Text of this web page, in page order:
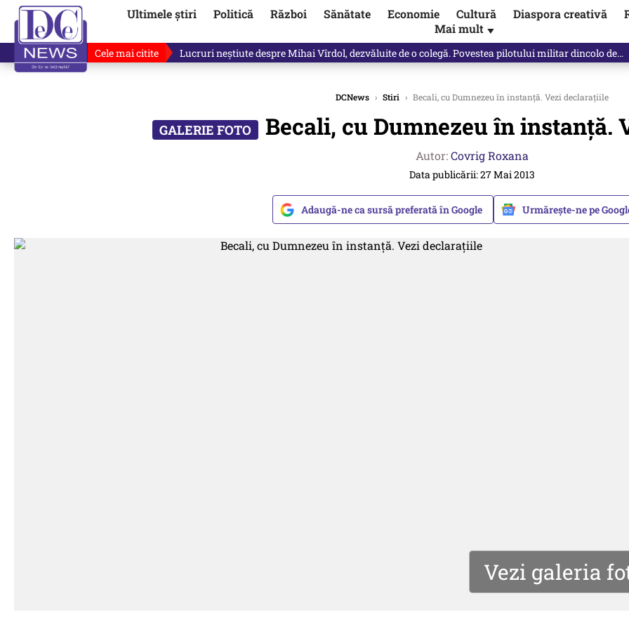
Ultimele știri Politică Război Sănătate Economie Cultură Diaspora creativă
Mai mult ▼
Cele mai citite Lucruri neștiute despre Mihai Vîrdol, dezvăluite de o colegă. Povestea pilotului militar dincolo de…
DCNews › Stiri › Becali, cu Dumnezeu în instanță. Vezi declarațiile
Becali, cu Dumnezeu în instanță.
Autor:Covrig Roxana
Data publicării: 27 Mai 2013
Adaugă-ne ca sursă preferată în Google Urmărește-ne pe
Vezi galeria